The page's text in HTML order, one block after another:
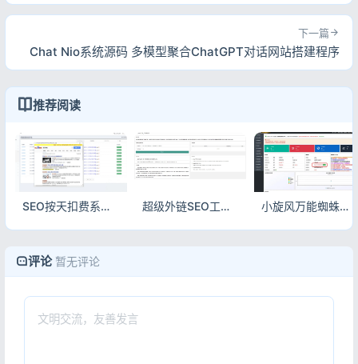
下一篇
Chat Nio系统源码 多模型聚合ChatGPT对话网站搭建程序
推荐阅读
SEO按天扣费系统源码 关键词排名自动计费查询系统 带完整搭建教程 超级外链SEO工具源码 内置9600条优质外链 新站收录优化源码 小旋风万能蜘蛛池x9.02完整版 SEO优化工具永久使用附带安装教程
评论 暂无评论